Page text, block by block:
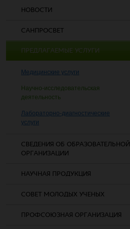
НОВОСТИ
САНПРОСВЕТ
ПРЕДЛАГАЕМЫЕ УСЛУГИ
Медицинские услуги
Научно-исследовательская
деятельность
Лабораторно-диагностические
услуги
СВЕДЕНИЯ ОБ ОБРАЗОВАТЕЛЬНОЙ
ОРГАНИЗАЦИИ
НАУЧНАЯ ПРОДУКЦИЯ
СОВЕТ МОЛОДЫХ УЧЕНЫХ
ПРОФСОЮЗНАЯ ОРГАНИЗАЦИЯ